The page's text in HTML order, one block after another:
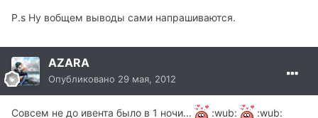
P.s Ну вобщем выводы сами напрашиваются.
AZARA
Опубликовано 29 мая, 2012
Совсем не до ивента было в 1 ночи... :wub:
:wub: